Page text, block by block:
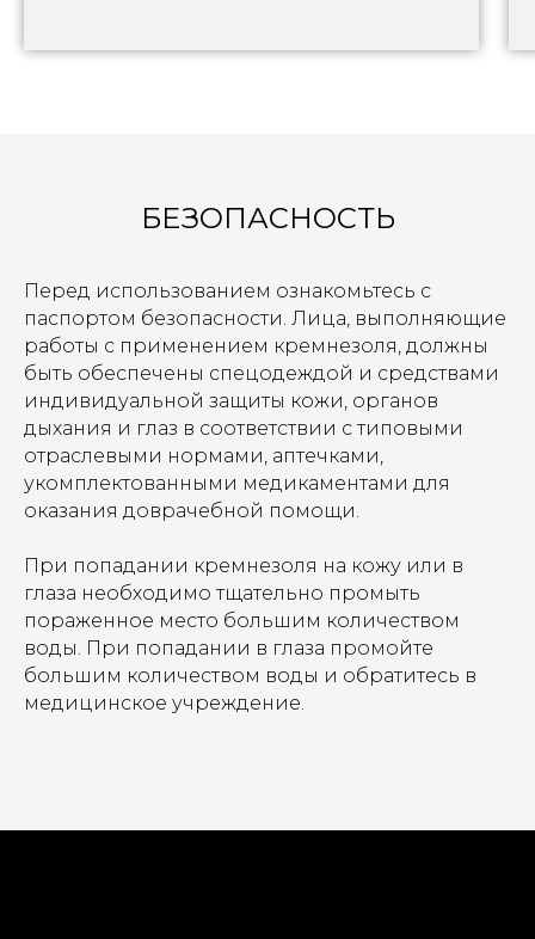
БЕЗОПАСНОСТЬ
Перед использованием ознакомьтесь с
паспортом безопасности. Лица, выполняющие
работы с применением кремнезоля, должны
быть обеспечены спецодеждой и средствами
индивидуальной защиты кожи, органов
дыхания и глаз в соответствии с типовыми
отраслевыми нормами, аптечками,
укомплектованными медикаментами для
оказания доврачебной помощи.
При попадании кремнезоля на кожу или в
глаза необходимо тщательно промыть
пораженное место большим количеством
воды. При попадании в глаза промойте
большим количеством воды и обратитесь в
медицинское учреждение.